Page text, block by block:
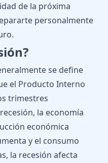
de la próxima
personalmente
se define
el Producto Interno
trimestres
la economía
económica
y el consumo
la recesión afecta